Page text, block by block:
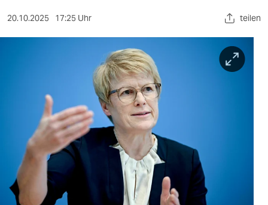
sport
wahrheit
verlag
verlag
veranstaltungen
20.10.2025 17:25 Uhr teilen